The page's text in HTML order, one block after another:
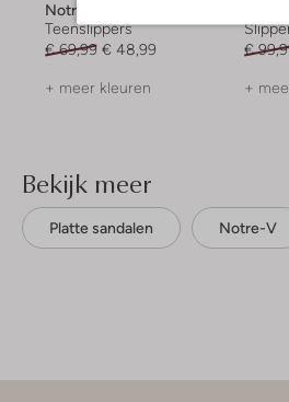
Notre-V
Teenslippers
€ 69,99 € 48,99
+ meer kleuren
€
+
Bekijk meer
Platte sandalen Notre-V